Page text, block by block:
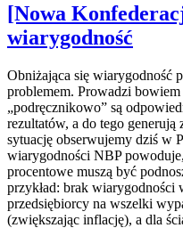
[Nowa
wiarygodność
Obniżająca się wiarygodność
problemem. Prowadzi bowiem
„podręcznikowo” są
rezultatów, a do tego generują
sytuację obserwujemy dziś w
wiarygodności NBP
procentowe muszą być
przykład: brak
przedsiębiorcy na wszelki
(zwiększając inflację), a dla